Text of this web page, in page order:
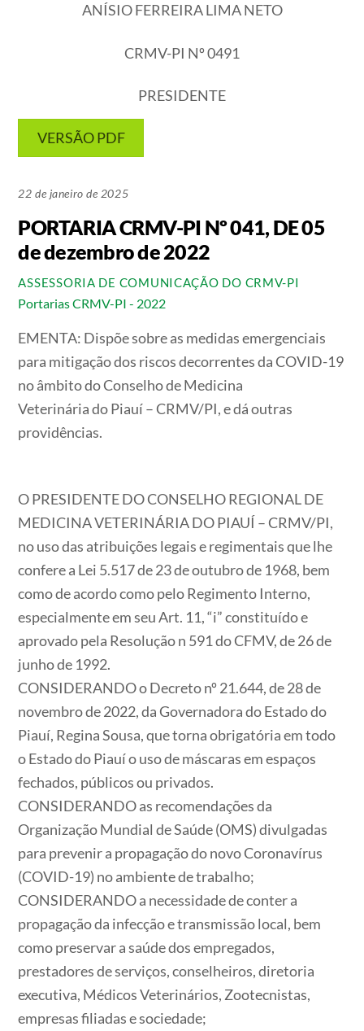
ANÍSIO FERREIRA LIMA NETO
CRMV-PI Nº 0491
PRESIDENTE
VERSÃO PDF
22 de janeiro de 2025
PORTARIA CRMV-PI Nº 041, DE 05
de dezembro de 2022
ASSESSORIA DE COMUNICAÇÃO DO CRMV-PI
Portarias CRMV-PI - 2022
EMENTA: Dispõe sobre as medidas emergenciais
para mitigação dos riscos decorrentes da COVID-19
no âmbito do Conselho de Medicina
Veterinária do Piauí – CRMV/PI, e dá outras
providências.
O PRESIDENTE DO CONSELHO REGIONAL DE
MEDICINA VETERINÁRIA DO PIAUÍ – CRMV/PI,
no uso das atribuições legais e regimentais que lhe
confere a Lei 5.517 de 23 de outubro de 1968, bem
como de acordo como pelo Regimento Interno,
especialmente em seu Art. 11, “i” constituído e
aprovado pela Resolução n 591 do CFMV, de 26 de
junho de 1992.
CONSIDERANDO o Decreto nº 21.644, de 28 de
novembro de 2022, da Governadora do Estado do
Piauí, Regina Sousa, que torna obrigatória em todo
o Estado do Piauí o uso de máscaras em espaços
fechados, públicos ou privados.
CONSIDERANDO as recomendações da
Organização Mundial de Saúde (OMS) divulgadas
para prevenir a propagação do novo Coronavírus
(COVID-19) no ambiente de trabalho;
CONSIDERANDO a necessidade de conter a
propagação da infecção e transmissão local, bem
como preservar a saúde dos empregados,
prestadores de serviços, conselheiros, diretoria
executiva, Médicos Veterinários, Zootecnistas,
empresas filiadas e sociedade;